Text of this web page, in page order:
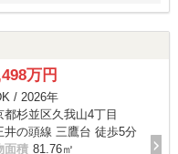
万円
/ 2026年
都杉並区久我山4丁目
井の頭線 三鷹台 徒歩5分
面積 81.76㎡